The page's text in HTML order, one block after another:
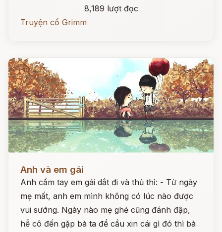
8,189 lượt đọc
Truyện cổ Grimm
Anh và em gái
Anh cầm tay em gái dắt đi và thủ thỉ: - Từ ngày
mẹ mất, anh em mình không có lúc nào được
vui sướng. Ngày nào mẹ ghẻ cũng đánh đập,
hễ cô đến gặp bà ta để cầu xin cái gì đó thì bà